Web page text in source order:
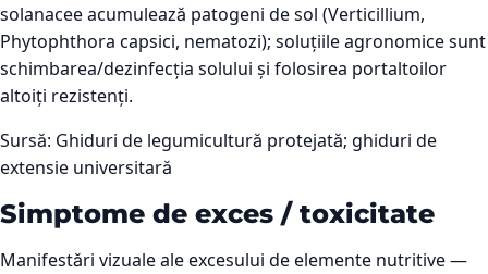
solanacee acumulează patogeni de sol (Verticillium,
Phytophthora capsici, nematozi); soluțiile agronomice sunt
schimbarea/dezinfecția solului și folosirea portaltoilor
altoiți rezistenți.
Sursă: Ghiduri de legumicultură protejată; ghiduri de
extensie universitară
Simptome de exces / toxicitate
Manifestări vizuale ale excesului de elemente nutritive —